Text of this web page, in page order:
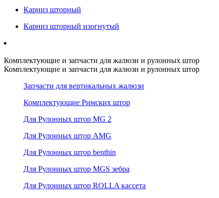
Карниз шторный
Карниз шторный изогнутый
Комплектующие и запчасти для жалюзи и рулонных штор
Комплектующие и запчасти для жалюзи и рулонных штор
Запчасти для вертикальных жалюзи
Комплектующие Римских штор
Для Рулонных штор MG 2
Для Рулонных штор AMG
Для Рулонных штор benthin
Для Рулонных штор MGS зебра
Для Рулонных штор ROLLA кассета